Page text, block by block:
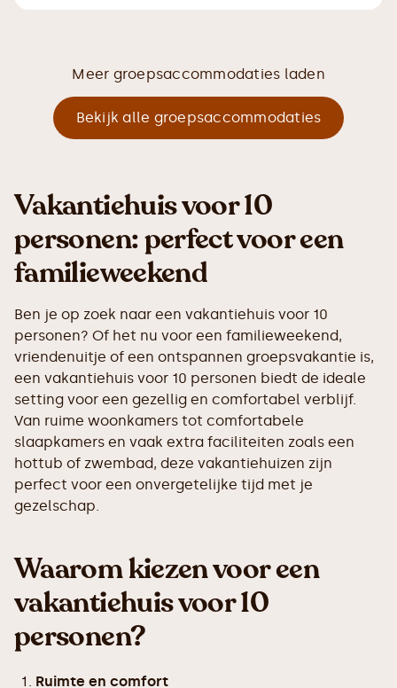
Meer groepsaccommodaties laden
Bekijk alle groepsaccommodaties
Vakantiehuis voor 10
personen: perfect voor een
familieweekend
Ben je op zoek naar een vakantiehuis voor 10
personen? Of het nu voor een familieweekend,
vriendenuitje of een ontspannen groepsvakantie is,
een vakantiehuis voor 10 personen biedt de ideale
setting voor een gezellig en comfortabel verblijf.
Van ruime woonkamers tot comfortabele
slaapkamers en vaak extra faciliteiten zoals een
hottub of zwembad, deze vakantiehuizen zijn
perfect voor een onvergetelijke tijd met je
gezelschap.
Waarom kiezen voor een
vakantiehuis voor 10
personen?
Ruimte en comfort